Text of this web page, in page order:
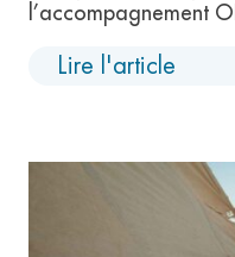
l’accompagnement
Lire l'article